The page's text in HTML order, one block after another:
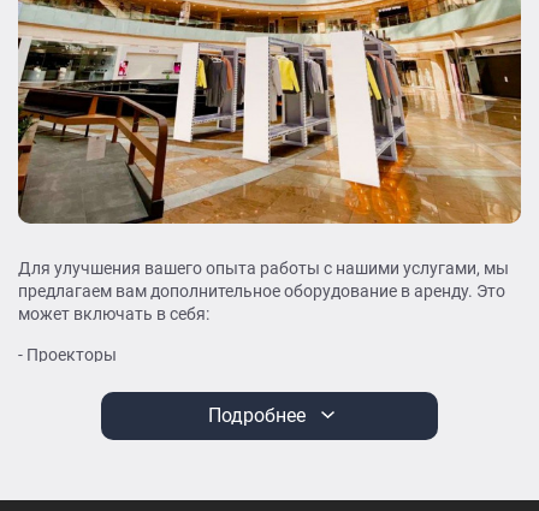
Для улучшения вашего опыта работы с нашими услугами, мы
предлагаем вам дополнительное оборудование в аренду. Это
может включать в себя:
- Проекторы
- Интерактивные доски
Подробнее